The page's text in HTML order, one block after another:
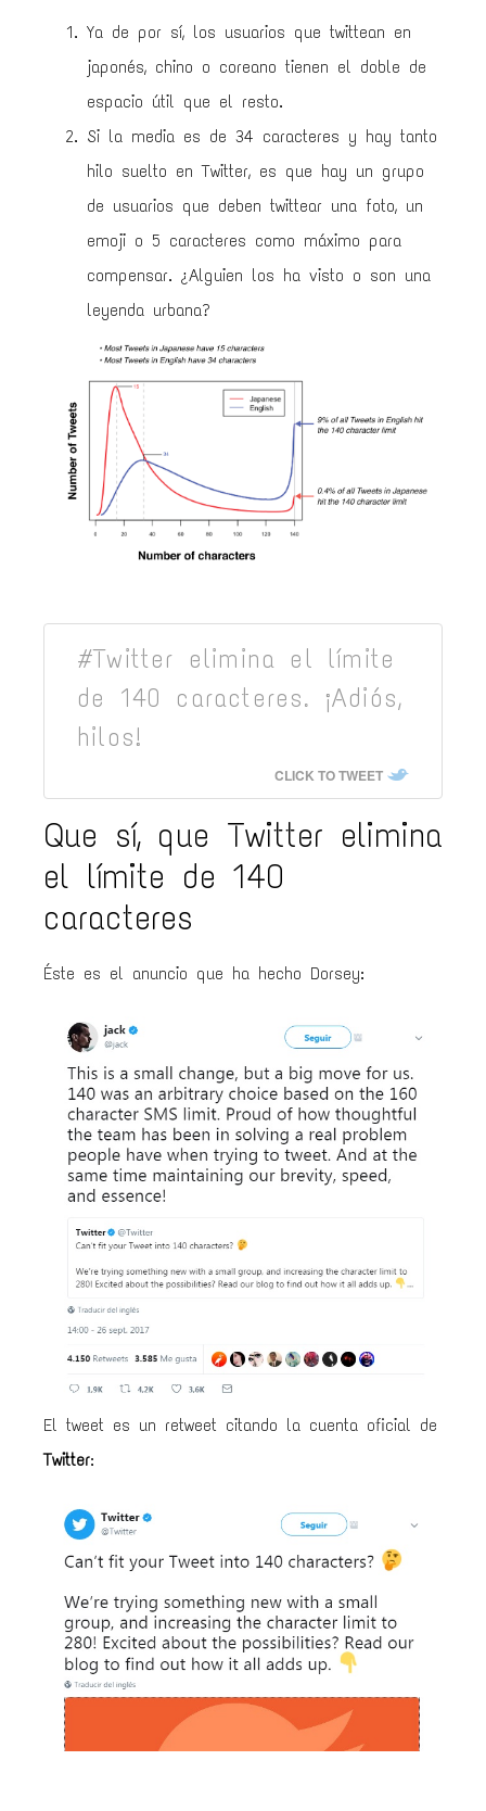
Ya de por sí, los usuarios que twittean en
japonés, chino o coreano tienen el doble de
espacio útil que el resto.
Si la media es de 34 caracteres y hay tanto
hilo suelto en Twitter, es que hay un grupo
de usuarios que deben twittear una foto, un
emoji o 5 caracteres como máximo para
compensar. ¿Alguien los ha visto o son una
leyenda urbana?
#Twitter elimina el límite
de 140 caracteres. ¡Adiós,
hilos!
CLICK TO TWEET
Que sí, que Twitter elimina
el límite de 140
caracteres
Éste es el anuncio que ha hecho Dorsey:
El tweet es un retweet citando la cuenta oficial de
Twitter: